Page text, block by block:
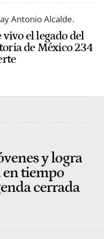
el legado del
de México 234
y logra
tiempo
cerrada